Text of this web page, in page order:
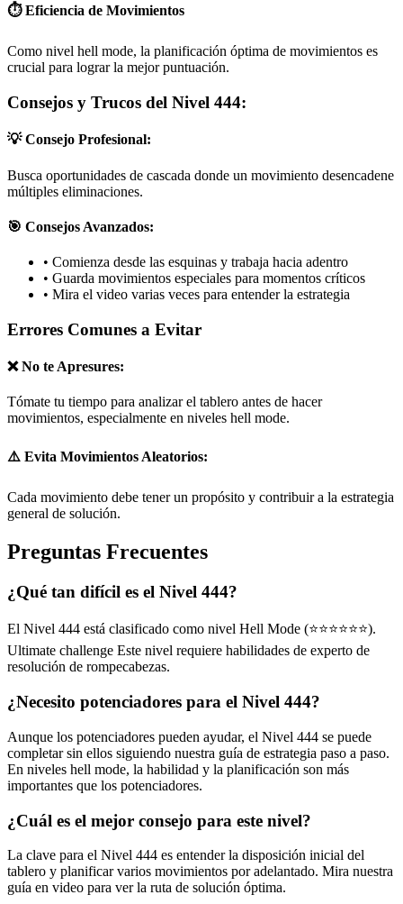
⏱️ Eficiencia de Movimientos
Como nivel hell mode, la planificación óptima de movimientos es
crucial para lograr la mejor puntuación.
Consejos y Trucos del Nivel 444:
💡 Consejo Profesional:
Busca oportunidades de cascada donde un movimiento desencadene
múltiples eliminaciones.
🎯 Consejos Avanzados:
• Comienza desde las esquinas y trabaja hacia adentro
• Guarda movimientos especiales para momentos críticos
• Mira el video varias veces para entender la estrategia
Errores Comunes a Evitar
❌ No te Apresures:
Tómate tu tiempo para analizar el tablero antes de hacer
movimientos, especialmente en niveles hell mode.
⚠️ Evita Movimientos Aleatorios:
Cada movimiento debe tener un propósito y contribuir a la estrategia
general de solución.
Preguntas Frecuentes
¿Qué tan difícil es el Nivel 444?
El Nivel 444 está clasificado como nivel Hell Mode (⭐⭐⭐⭐⭐⭐).
Ultimate challenge Este nivel requiere habilidades de experto de
resolución de rompecabezas.
¿Necesito potenciadores para el Nivel 444?
Aunque los potenciadores pueden ayudar, el Nivel 444 se puede
completar sin ellos siguiendo nuestra guía de estrategia paso a paso.
En niveles hell mode, la habilidad y la planificación son más
importantes que los potenciadores.
¿Cuál es el mejor consejo para este nivel?
La clave para el Nivel 444 es entender la disposición inicial del
tablero y planificar varios movimientos por adelantado. Mira nuestra
guía en video para ver la ruta de solución óptima.